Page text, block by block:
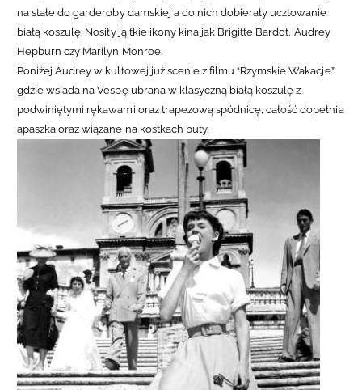
na stałe do garderoby damskiej a do nich dobierały ucztowanie
białą koszulę. Nosiły ją tkie ikony kina jak Brigitte Bardot, Audrey
Hepburn czy Marilyn Monroe.
Poniżej Audrey w kultowej już scenie z filmu “Rzymskie Wakacje”,
gdzie wsiada na Vespę ubrana w klasyczną białą koszulę z
podwiniętymi rękawami oraz trapezową spódnicę, całość dopełnia
apaszka oraz wiązane na kostkach buty.